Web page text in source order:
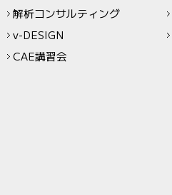
解析コンサルティング
v-DESIGN
CAE講習会